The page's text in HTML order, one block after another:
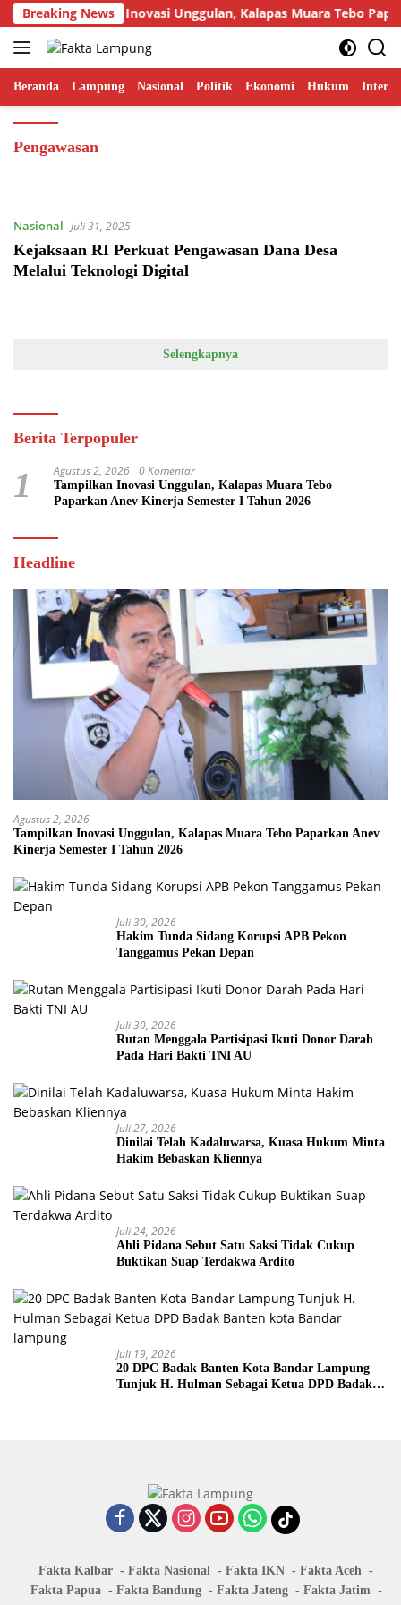
Langsung
ke
konten
Breaking News
Tampilkan Inovasi Unggulan, Kalapas Muara Tebo
Beranda Lampung Nasional Politik Ekonomi Hukum
Pengawasan
Nasional Juli 31, 2025
Kejaksaan RI Perkuat Pengawasan Dana Desa
Melalui Teknologi Digital
Selengkapnya
Berita Terpopuler
1 Agustus 2, 2026 0 Komentar
Tampilkan Inovasi Unggulan, Kalapas Muara Tebo
Paparkan Anev Kinerja Semester I Tahun 2026
Headline
Agustus 2, 2026
Tampilkan Inovasi Unggulan, Kalapas Muara Tebo Paparkan Anev
Kinerja Semester I Tahun 2026
Juli 30, 2026
Hakim Tunda Sidang Korupsi APB Pekon
Tanggamus Pekan Depan
Juli 30, 2026
Rutan Menggala Partisipasi Ikuti Donor Darah
Pada Hari Bakti TNI AU
Juli 27, 2026
Dinilai Telah Kadaluwarsa, Kuasa Hukum Minta
Hakim Bebaskan Kliennya
Juli 24, 2026
Ahli Pidana Sebut Satu Saksi Tidak Cukup
Buktikan Suap Terdakwa Ardito
Juli 19, 2026
20 DPC Badak Banten Kota Bandar Lampung
Tunjuk H. Hulman Sebagai Ketua DPD Badak
Fakta Kalbar Fakta Nasional Fakta IKN
Fakta Aceh
Fakta Papua
Fakta Bandung Fakta Jateng
Fakta Jatim